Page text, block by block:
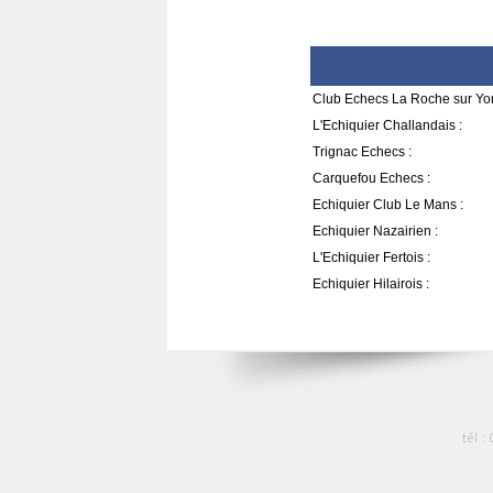
Club Echecs La Roche sur
L'Echiquier Challandais :
Trignac Echecs :
Carquefou Echecs :
Echiquier Club Le Mans :
Echiquier Nazairien :
L'Echiquier Fertois :
Echiquier Hilairois :
tél :